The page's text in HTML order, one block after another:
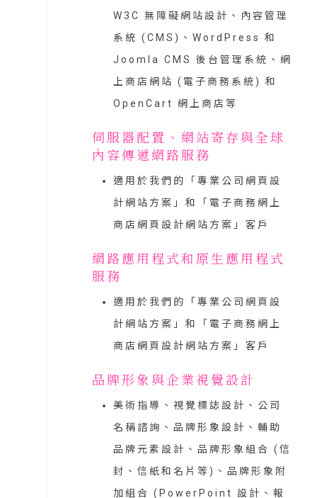
W3C 無障礙網站設計、內容管理
系統 (CMS)、WordPress 和
Joomla CMS 後台管理系統、網
上商店網站 (電子商務系統) 和
OpenCart 網上商店等
伺服器配置、網站寄存與全球
內容傳遞網路服務
適用於我們的「 專業公司網頁設
計網站方案 」和「 電子商務網上
商店網頁設計網站方案 」客戶
網路應用程式和原生應用程式
服務
適用於我們的「 專業公司網頁設
計網站方案 」和「 電子商務網上
商店網頁設計網站方案 」客戶
品牌形象與企業視覺設計
美術指導、視覺標誌設計、公司
名稱諮詢、品牌形象設計、輔助
品牌元素設計、品牌形象組合 (信
封、信紙和名片等)、品牌形象附
加組合 (PowerPoint 設計、報